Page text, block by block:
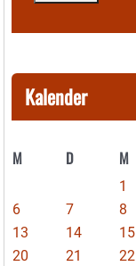
Kalender
M D M
1
6
7 8
13
14 15
20
21 22